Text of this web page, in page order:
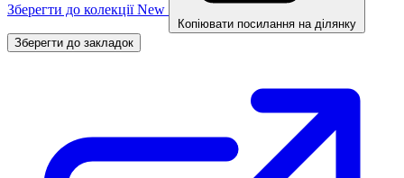
Зберегти до колекції New
Копіювати посилання на ділянку
Зберегти до закладок